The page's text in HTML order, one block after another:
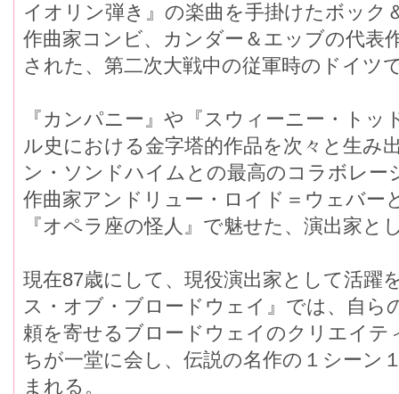
イオリン弾き』の楽曲を手掛けたボック
作曲家コンビ、カンダー＆エッブの代表
された、第二次大戦中の従軍時のドイツ
『カンパニー』や『スウィーニー・ト
ル史における金字塔的作品を次々と生み
ン・ソンドハイムとの最高のコラボレ
作曲家アンドリュー・ロイド＝ウェバー
『オペラ座の怪人』で魅せた、演出家
現在87歳にして、現役演出家として活躍
ス・オブ・ブロードウェイ』では、自ら
頼を寄せるブロードウェイのクリエイテ
ちが一堂に会し、伝説の名作の１シーン
まれる。